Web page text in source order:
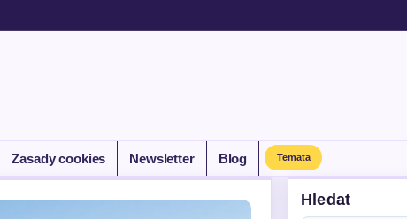
Zasady cookies Newsletter Blog Temata
Hledat